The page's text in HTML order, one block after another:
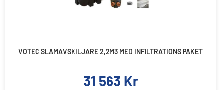
VOTEC SLAMAVSKILJARE 2,2M3 MED INFILTRATIONS PAKET
31 563 Kr